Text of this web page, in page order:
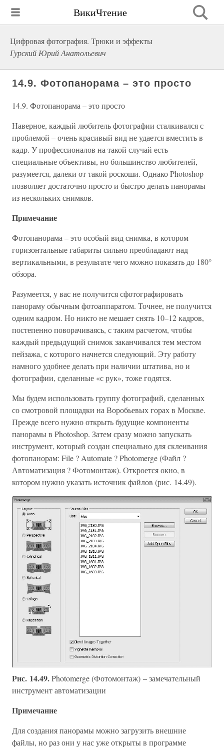
ВикиЧтение
Цифровая фотография. Трюки и эффекты
Гурский Юрий Анатольевич
14.9. Фотопанорама – это просто
14.9. Фотопанорама – это просто
Наверное, каждый любитель фотографии сталкивался с
проблемой – очень красивый вид не удается вместить в
кадр. У профессионалов на такой случай есть
специальные объективы, но большинство любителей,
разумеется, далеки от такой роскоши. Однако Photoshop
позволяет достаточно просто и быстро делать панорамы
из нескольких снимков.
Примечание
Фотопанорама – это особый вид снимка, в котором
горизонтальные габариты сильно преобладают над
вертикальными, в результате чего можно показать до 180°
обзора.
Разумеется, у вас не получится сфотографировать
панораму обычным фотоаппаратом. Точнее, не получится
одним кадром. Но никто не мешает снять 10–12 кадров,
постепенно поворачиваясь, с таким расчетом, чтобы
каждый предыдущий снимок заканчивался тем местом
пейзажа, с которого начнется следующий. Эту работу
намного удобнее делать при наличии штатива, но и
фотографии, сделанные «с рук», тоже годятся.
Мы будем использовать группу фотографий, сделанных
со смотровой площадки на Воробьевых горах в Москве.
Прежде всего нужно открыть будущие компоненты
панорамы в Photoshop. Затем сразу можно запускать
инструмент, который создан специально для склеивания
фотопанорам: File ? Automate ? Photomerge (Файл ?
Автоматизация ? Фотомонтаж). Откроется окно, в
котором нужно указать источник файлов (рис. 14.49).
Рис. 14.49.Photomerge (Фотомонтаж) – замечательный
инструмент автоматизации
Примечание
Для создания панорамы можно загрузить внешние
файлы, но раз они у нас уже открыты в программе